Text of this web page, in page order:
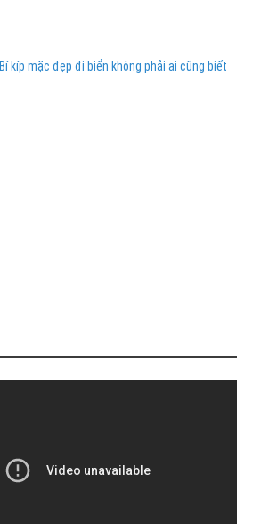
Bí kíp mặc đẹp đi biển không phải ai cũng biết